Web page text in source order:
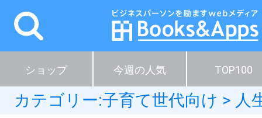
ショップ 今週の人気 TOP100
カテゴリー:子育て世代向け > 人